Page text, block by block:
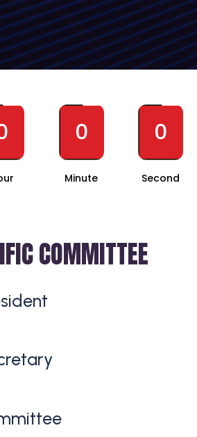
0
Minute
0
Second
COMMITTEE